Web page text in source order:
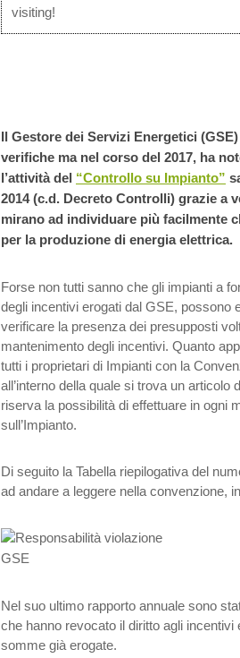
visiting!
Il Gestore dei Servizi Energetici
verifiche ma nel corso del 2017, ha
l’attività del “Controllo su Impianto”
2014 (c.d. Decreto Controlli) grazie a
mirano ad individuare più facilmente
per la produzione di energia elettrica.
Forse non tutti sanno che gli impianti a
degli incentivi erogati dal GSE, possono
verificare la presenza dei presupposti
mantenimento degli incentivi. Quanto
tutti i proprietari di Impianti con la
all’interno della quale si trova un articolo
riserva la possibilità di effettuare in ogni
sull’Impianto.
Di seguito la Tabella riepilogativa del
ad andare a leggere nella convenzione,
Nel suo ultimo rapporto annuale sono
che hanno revocato il diritto agli incentivi
somme già erogate.